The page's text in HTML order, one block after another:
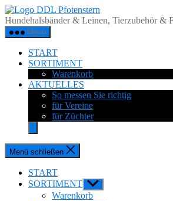
Zum
Inhalt
springen
Pfotenstern
Hundehalsbänder & Leinen, Tierzubehör &
Menü
START
SORTIMENT
Warenkorb
AKTUELLES
So messen Sie richtig
für Vereine
für Züchter
Menü schließen
START
SORTIMENT Untermenü
anzeigen
Warenkorb